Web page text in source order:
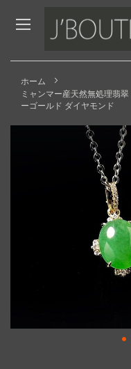
to
Content
ホーム
ミャンマー産天然無処理翡
ーゴールド ダイヤモンド
Skip